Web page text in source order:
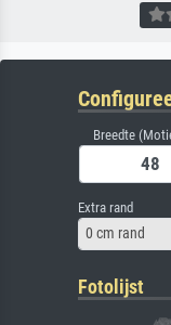
Breedte
Extra rand
0 cm rand
Fotolijst